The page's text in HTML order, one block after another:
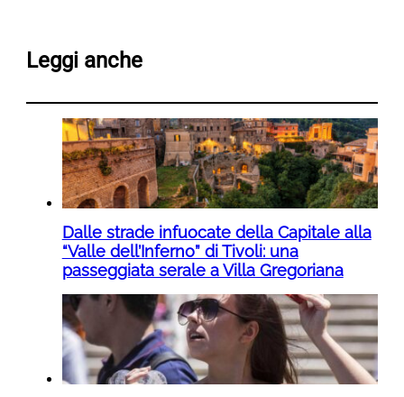
Leggi anche
Dalle strade infuocate della Capitale alla
“Valle dell’Inferno” di Tivoli: una
passeggiata serale a Villa Gregoriana